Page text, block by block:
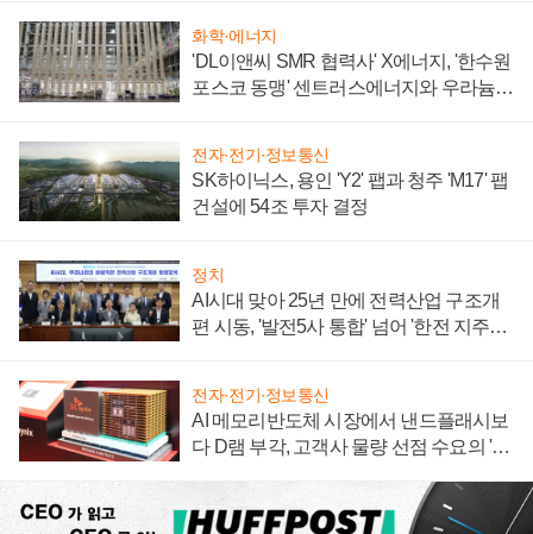
화학·에너지
'DL이앤씨 SMR 협력사' X에너지, '한수원
포스코 동맹' 센트러스에너지와 우라늄
전자·전기·정보통신
SK하이닉스, 용인 'Y2' 팹과 청주 'M17' 팹
건설에 54조 투자 결정
정치
AI시대 맞아 25년 만에 전력산업 구조개
편 시동, '발전5사 통합' 넘어 '한전 지주사'
전자·전기·정보통신
AI 메모리반도체 시장에서 낸드플래시보
다 D램 부각, 고객사 물량 선점 수요의 '우